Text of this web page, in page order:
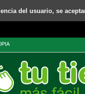
del usuario, se